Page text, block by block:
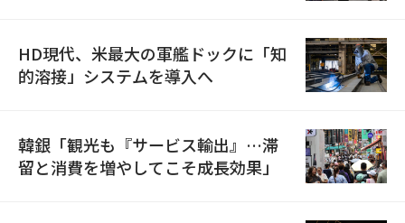
HD現代、米最大の軍艦ドックに「知
的溶接」システムを導入へ
韓銀「観光も『サービス輸出』…滞
留と消費を増やしてこそ成長効果」